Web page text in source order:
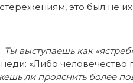
это был не их
. Ты выступаешь как
«Либо человечество
ли прояснить более